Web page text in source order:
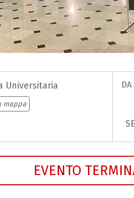
Universitaria
mappa
DA
EVENTO